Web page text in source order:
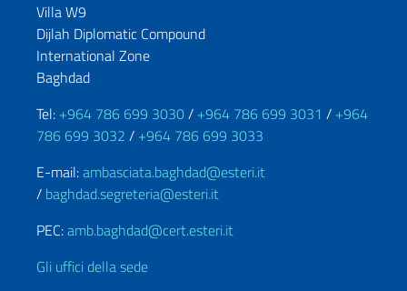
Villa W9
Dijlah Diplomatic Compound
International Zone
Baghdad
Tel: +964 786 699 3030/ +964 786 699 3031 / +964
786 699 3032 / +964 786 699 3033
E-mail:ambasciata.baghdad@esteri.it
/ baghdad.segreteria@esteri.it
PEC:amb.baghdad@cert.esteri.it
Gli uffici della sede